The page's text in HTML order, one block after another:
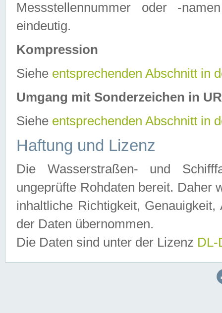
Messstellennummer oder -
eindeutig.
Kompression
Siehe entsprechenden Abschnitt in
Umgang mit Sonderzeichen in
Siehe entsprechenden Abschnitt in
Haftung und Lizenz
Die Wasserstraßen- und
ungeprüfte Rohdaten bereit. Daher
inhaltliche Richtigkeit,
der Daten übernommen.
Die Daten sind unter der Lizenz